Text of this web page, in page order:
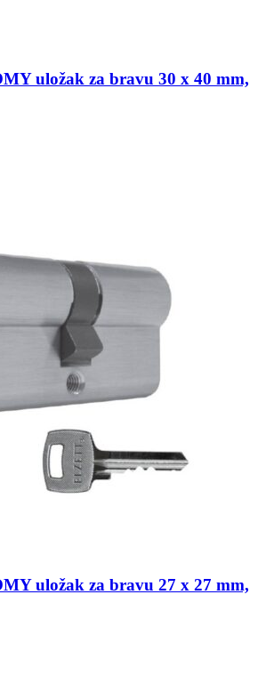
uložak za bravu 30 x 40 mm,
uložak za bravu 27 x 27 mm,